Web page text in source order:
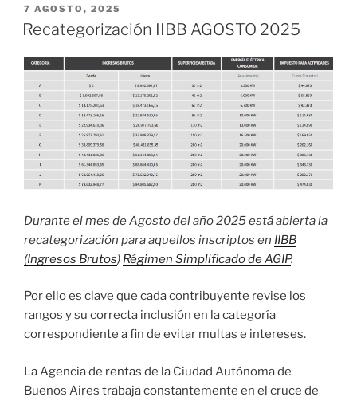
PUBLICADO
EL
7 AGOSTO, 2025
Recategorización IIBB AGOSTO 2025
Durante el mes de Agosto del año 2025 está abierta la
recategorización para aquellos inscriptos en IIBB
(Ingresos Brutos) Régimen Simplificado de AGIP.
Por ello es clave que cada contribuyente revise los
rangos y su correcta inclusión en la categoría
correspondiente a fin de evitar multas e intereses.
La Agencia de rentas de la Ciudad Autónoma de
Buenos Aires trabaja constantemente en el cruce de